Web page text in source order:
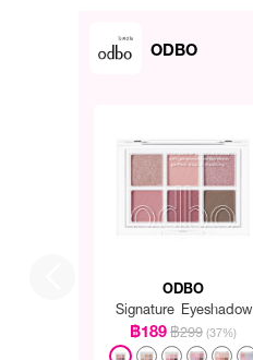
ODBO
ODBO
Signature Eyeshadow
฿189฿299 (37%)